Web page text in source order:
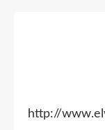
http://